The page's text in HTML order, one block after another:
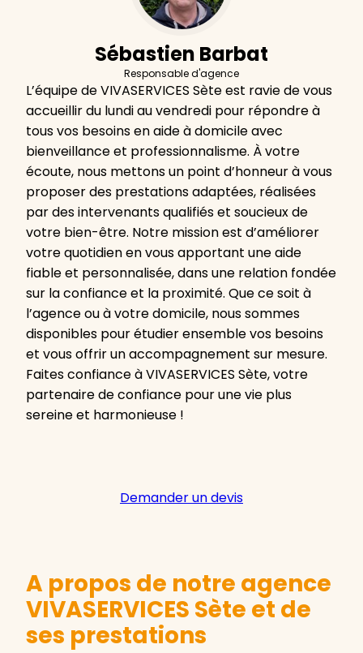
Sébastien Barbat
Responsable d'agence
L’équipe de VIVASERVICES Sète est ravie de vous
accueillir du lundi au vendredi pour répondre à
tous vos besoins en aide à domicile avec
bienveillance et professionnalisme. À votre
écoute, nous mettons un point d’honneur à vous
proposer des prestations adaptées, réalisées
par des intervenants qualifiés et soucieux de
votre bien-être. Notre mission est d’améliorer
votre quotidien en vous apportant une aide
fiable et personnalisée, dans une relation fondée
sur la confiance et la proximité. Que ce soit à
l’agence ou à votre domicile, nous sommes
disponibles pour étudier ensemble vos besoins
et vous offrir un accompagnement sur mesure.
Faites confiance à VIVASERVICES Sète, votre
partenaire de confiance pour une vie plus
sereine et harmonieuse !
Demander un devis
A propos de notre agence
VIVASERVICES Sète et de
ses prestations